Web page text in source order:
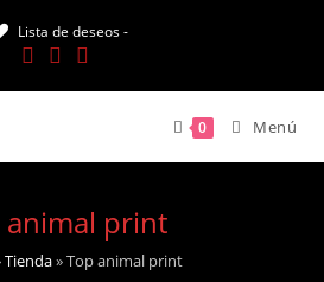
Lista de deseos -
0 Menú
animal print
Tienda»Top animal print